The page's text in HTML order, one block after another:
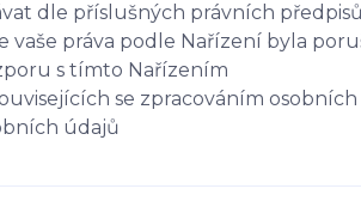
dle příslušných právních předpisů
práva podle Nařízení byla
s tímto Nařízením
se zpracováním osobních
údajů